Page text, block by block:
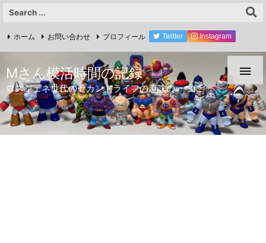

ホーム お問い合わせ プロフィール Twitter Instagram
Mさん模活時間の記録
ロスジェネ世代のセカンドライフの趣味の一つに